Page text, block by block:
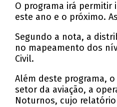
O programa irá
este ano e o próximo.
Segundo a nota, a
no mapeamento dos
Civil.
Além deste programa,
setor da aviação, a
Noturnos, cujo